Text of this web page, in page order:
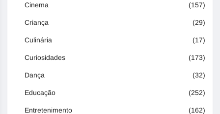
Cinema (157)
Criança (29)
Culinária (17)
Curiosidades (173)
Dança (32)
Educação (252)
Entretenimento (162)